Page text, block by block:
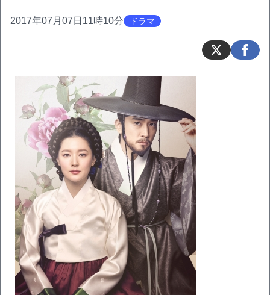
2017年07月07日11時10分 ドラマ